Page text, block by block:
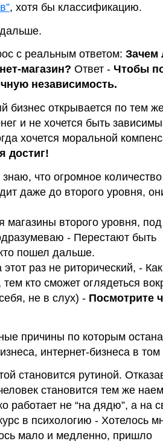
, хотя бы классификацию.
с реальным ответом: Зачем
магазин? Ответ - Чтобы
независимость.
бизнес открывается по тем
и не хочется быть
хочется моральной
достиг!
что огромное количество
даже до второго уровня,
магазины второго уровня, под
- Перестают быть
пошел дальше.
раз не риторический, -
кто сможет оглядеться
не в слух) - Посмотрите
причины по которым
интернет-бизнеса в
становится рутиной.
становится тем же
работает не “на дядю”, а на
в психологию - Хотелось
мало и медленно, пришло